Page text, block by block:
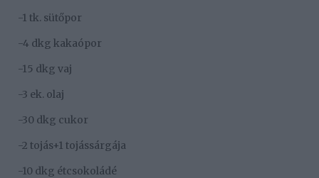
-1 tk. sütőpor
-4 dkg kakaópor
-15 dkg vaj
-3 ek. olaj
-30 dkg cukor
-2 tojás+1 tojássárgája
-10 dkg étcsokoládé